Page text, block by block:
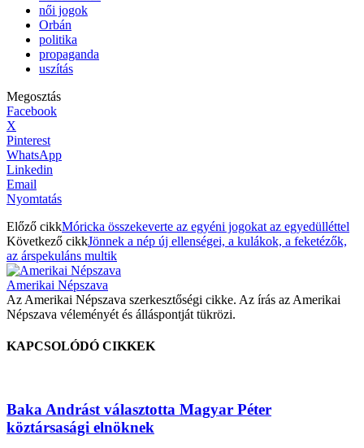
női jogok
Orbán
politika
propaganda
uszítás
Megosztás
Facebook
X
Pinterest
WhatsApp
Linkedin
Email
Nyomtatás
Előző cikkMóricka összekeverte az egyéni jogokat az egyedülléttel
Következő cikkJönnek a nép új ellenségei, a kulákok, a feketézők,
az árspekuláns multik
Amerikai Népszava
Az Amerikai Népszava szerkesztőségi cikke. Az írás az Amerikai
Népszava véleményét és álláspontját tükrözi.
KAPCSOLÓDÓ CIKKEK
Baka Andrást választotta Magyar Péter
köztársasági elnöknek